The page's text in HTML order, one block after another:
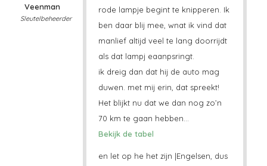
Veenman
Sleutelbeheerder
rode lampje begint te knipperen. Ik
ben daar blij mee, wnat ik vind dat
manlief altijd veel te lang doorrijdt
als dat lampj eaanpsringt.
ik dreig dan dat hij de auto mag
duwen. met mij erin, dat spreekt!
Het blijkt nu dat we dan nog zo’n
70 km te gaan hebben…
Bekijk de tabel
en let op he het zijn |Engelsen, dus